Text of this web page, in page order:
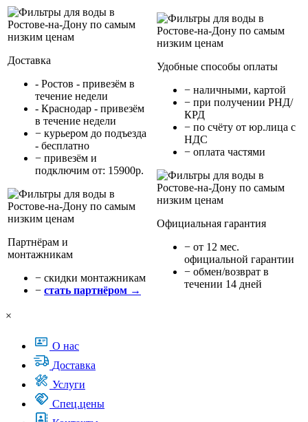
Доставка
- Ростов - привезём в
течение недели
- Краснодар - привезём
в течение недели
− курьером до подъезда
- бесплатно
− привезём и
подключим от: 15900р.
Партнёрам и
монтажникам
− cкидки монтажникам
− стать партнёром →
Удобные способы оплаты
− наличными, картой
− при получении РНД/
КРД
− по счёту от юр.лица с
НДС
− оплата частями
Официальная гарантия
− от 12 мес.
официальной гарантии
− обмен/возврат в
течении 14 дней
×
О нас
Доставка
Услуги
Спец.цены